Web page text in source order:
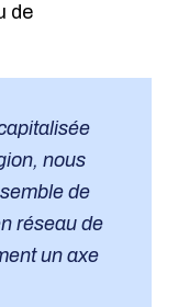
de
nous
de
réseau de
un axe